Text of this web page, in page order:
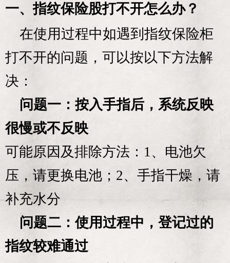
一、指纹保险股打不开怎么办？
在使用过程中如遇到指纹保险柜
打不开的问题，可以按以下方法解
决：
问题一：按入手指后，系统反映
很慢或不反映
可能原因及排除方法：1、电池欠
压，请更换电池；2、手指干燥，请
补充水分
问题二：使用过程中，登记过的
指纹较难通过